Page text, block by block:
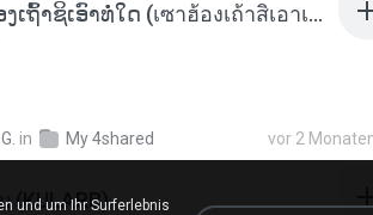
ເຊົາຮ້ອງເຖົ້າຊິເອົາທໍ່ໃດ (เซาฮ้องเถ้าสิเอาเท่าใด) ບຸນເກີດ ຫນູຫ່ວງ ft. ໂສພາ ຈຸນທະລາ
in My 4shared vor 2
(KULARB)
und um Ihr Surferlebnis